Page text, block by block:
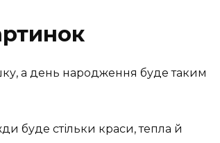
а день народження буде таким
буде стільки краси, тепла й